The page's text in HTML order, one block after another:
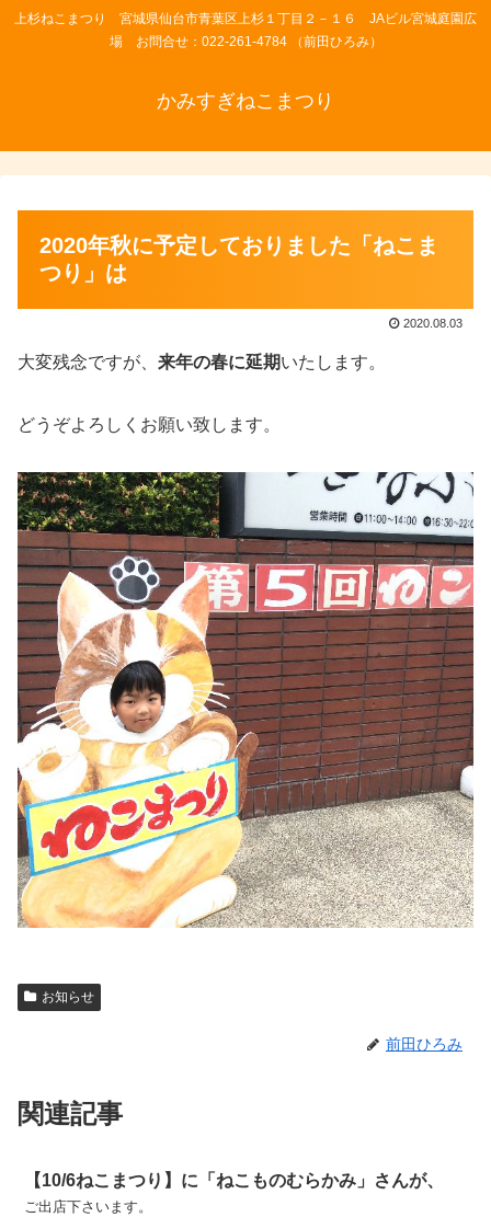
上杉ねこまつり 宮城県仙台市青葉区上杉１丁目２－１６ JAビル宮城庭園広
場 お問合せ：022-261-4784 （前田ひろみ）
かみすぎねこまつり
2020年秋に予定しておりました「ねこま
つり」は
2020.08.03
大変残念ですが、 来年の春に延期いたします。
どうぞよろしくお願い致します。
お知らせ
前田ひろみ
関連記事
【10/6ねこまつり】に「ねこものむらかみ」さんが、
ご出店下さいます。